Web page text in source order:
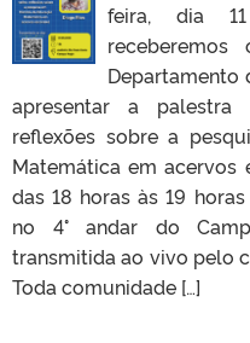
feira, dia
Departamento
apresentar a palestra
reflexões sobre a
Matemática em acervos
das 18 horas às 19
no 4° andar do
transmitida ao vivo pelo
Toda comunidade […]